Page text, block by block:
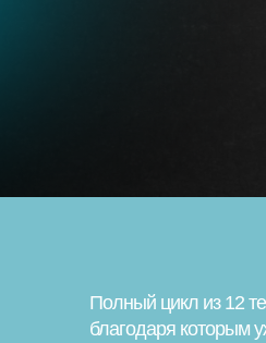
Полный цикл из 12
благодаря которым